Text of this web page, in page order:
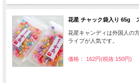
花星 チャック袋入り 65g
花星キャンディは外国人の
ライプが人気です。
価格： 162円(税抜 150円)